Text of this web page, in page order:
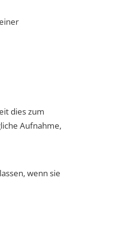
dies zum
Aufnahme,
wenn sie